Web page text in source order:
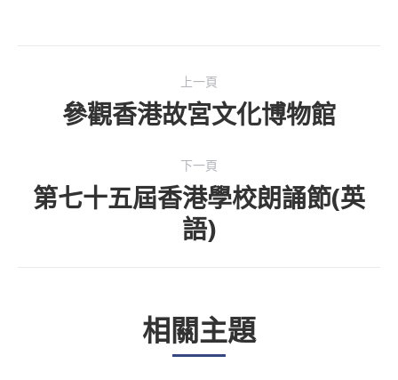
navigation
上一頁
Previous
參觀香港故宮文化博物館
下一頁
下
一
題
第七十五屆香港學校朗誦節(英
語)
相關主題